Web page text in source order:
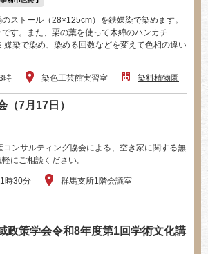
ストール（28×125cm）を鉄媒染で染めます。
す。また、栗の葉を使って木綿のハンカチ
媒染で染め、染める回数などを変えて色相の違い
時 染色工芸館実習室 染料植物園
（7月17日）
コンサルティング協会による、空き家に関する無
にご相談ください。
時30分 群馬支所1階会議室
政策学会令和8年度第1回学術文化講